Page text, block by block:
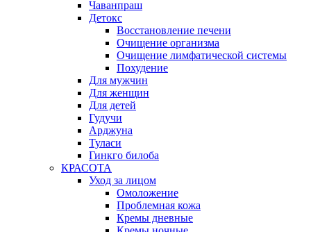
Чаванпраш
Детокс
Восстановление печени
Очищение организма
Очищение лимфатической системы
Похудение
Для мужчин
Для женщин
Для детей
Гудучи
Арджуна
Туласи
Гинкго билоба
КРАСОТА
Уход за лицом
Омоложение
Проблемная кожа
Кремы дневные